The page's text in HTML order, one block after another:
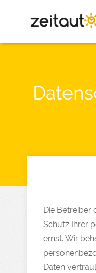
Die Betreiber
Schutz Ihrer
ernst. Wir
Daten